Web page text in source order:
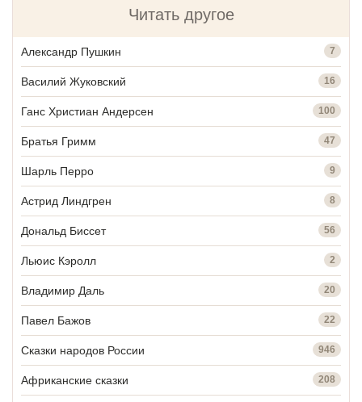
Читать другое
Александр Пушкин 7
Василий Жуковский 16
Ганс Христиан Андерсен 100
Братья Гримм 47
Шарль Перро 9
Астрид Линдгрен 8
Дональд Биссет 56
Льюис Кэролл 2
Владимир Даль 20
Павел Бажов 22
Сказки народов России 946
Африканские сказки 208